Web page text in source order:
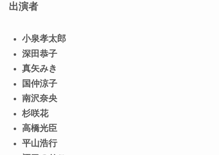
出演者
小泉孝太郎
深田恭子
真矢みき
国仲涼子
南沢奈央
杉咲花
高橋光臣
平山浩行